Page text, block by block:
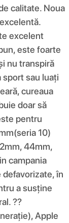
calitate. Noua
excelent
este foarte
nu transpiră
sport sau luați
cureaua
doar să
pentru
10)
44mm,
campania
în
a susține
??
Apple